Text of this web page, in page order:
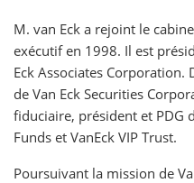
M. van Eck a rejoint le
exécutif en 1998. Il est
Eck Associates Corporation.
de Van Eck Securities
fiduciaire, président et PDG
Funds et VanEck VIP Trust.
Poursuivant la mission de